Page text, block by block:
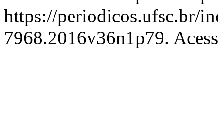
https://periodicos.ufsc.br/
7968.2016v36n1p79.